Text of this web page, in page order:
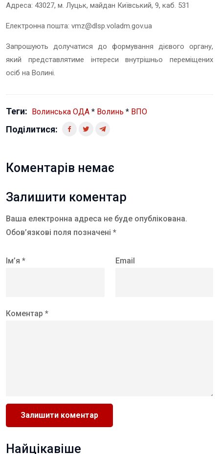
Адреса: 43027, м. Луцьк, майдан Київський, 9, каб. 531
Електронна пошта: vmz@dlsp.voladm.gov.ua
Запрошують долучатися до формування дієвого органу,
який представлятиме інтереси внутрішньо переміщених
осіб на Волині.
Теги: Волинська ОДА * Волинь * ВПО
Поділитися:
Коментарів немає
Залишити коментар
Ваша електронна адреса не буде опублікована.
Обов’язкові поля позначені *
Ім’я * Email
Коментар *
Найцікавіше